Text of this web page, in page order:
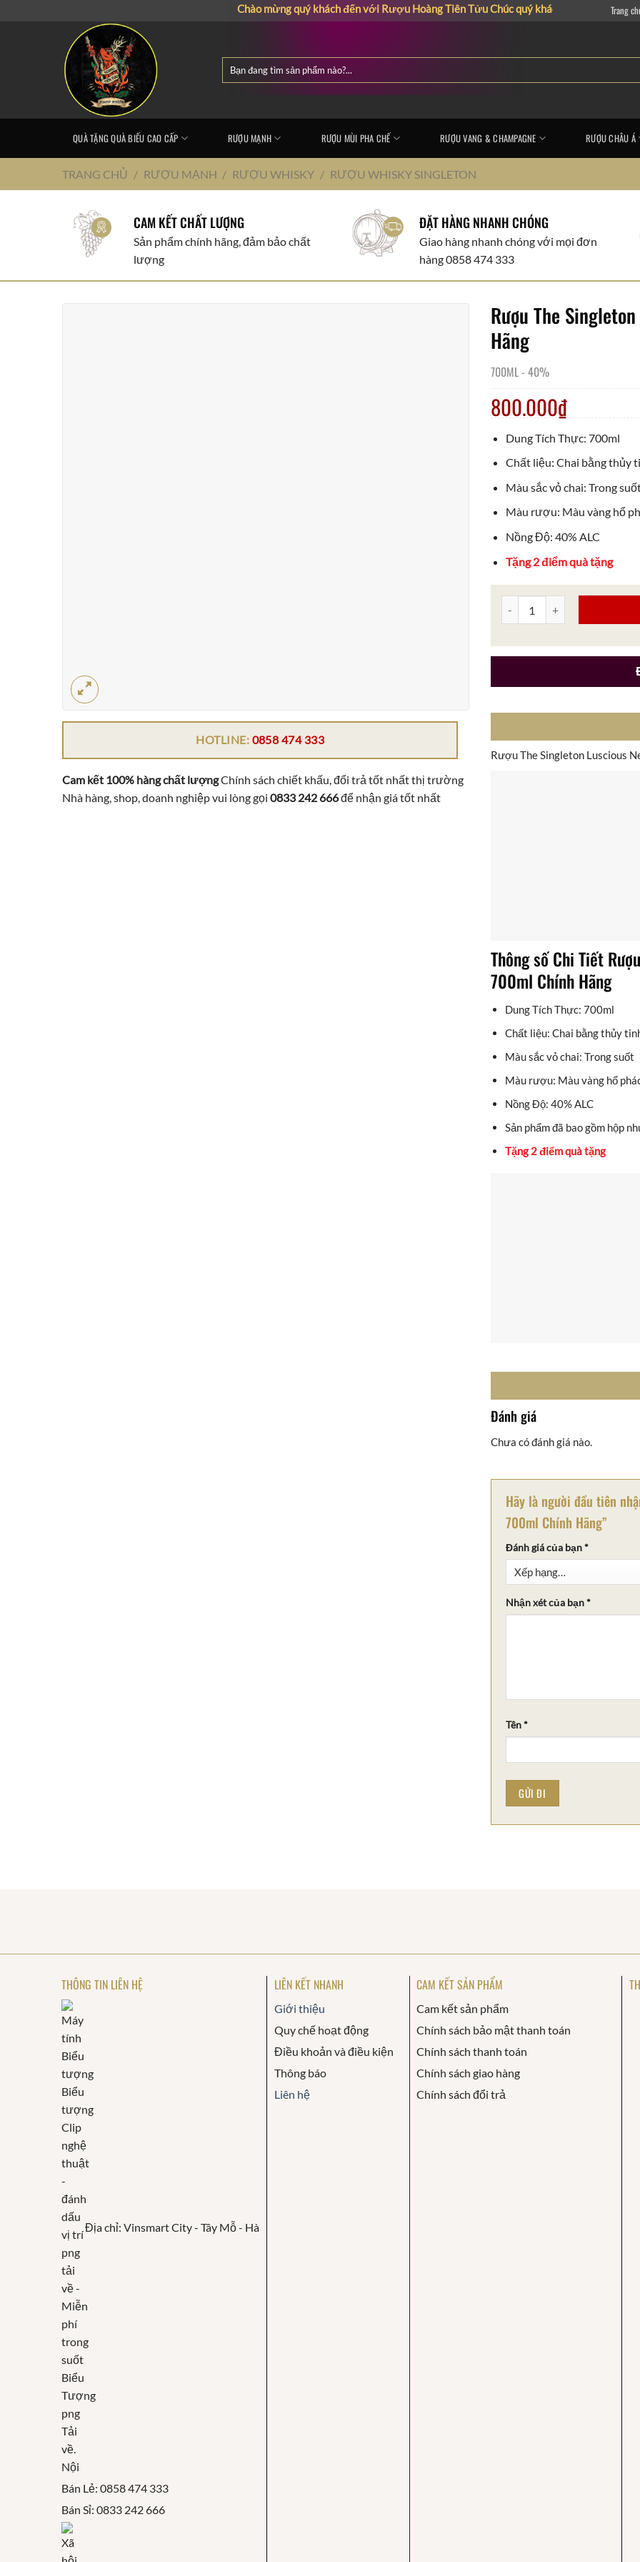
Chào mừng quý khách đến với Rượu Hoàng Tiên TửuChúc quý khách có những giây phút mua
Trang
kiếm:
QUÀ TẶNG QUÀ BIẾU CAO CẤP RƯỢU MẠNH RƯỢU MÙI PHA CHẾ RƯỢU VANG & CHAMPAGNE RƯỢU CHÂU Á
TRANG CHỦ / RƯỢU MẠNH / RƯỢU WHISKY / RƯỢU WHISKY SINGLETON
CAM KẾT CHẤT LƯỢNG
Sản phẩm chính hãng, đảm bảo chất
lượng
ĐẶT HÀNG NHANH CHÓNG
Giao hàng nhanh chóng với mọi đơn
hàng 0858 474 333
HOTLINE: 0858 474 333
Cam kết 100% hàng chất lượngChính sách chiết khấu, đổi trả tốt nhất thị trường
Nhà hàng, shop, doanh nghiệp vui lòng gọi 0833 242 666để nhận giá tốt nhất
Rượu The
Hãng
700ML- 40%
800.000₫
Dung Tích Thực: 700ml
Chất liệu: Chai bằng thủy
Màu sắc vỏ chai: Trong
Màu rượu: Màu vàng hổ
Nồng Độ: 40% ALC
Tặng 2 điểm quà tặng
Rượu The Singleton Luscious
Rượu The Singleton Luscious
Thông số Chi Tiết
700ml Chính Hãng
Dung Tích Thực: 700ml
Chất liệu: Chai bằng thủy
Màu sắc vỏ chai: Trong suốt
Màu rượu: Màu vàng hổ
Nồng Độ: 40% ALC
Sản phẩm đã bao gồm hộp
Tặng 2 điểm quà tặng
Đánh giá
Chưa có đánh giá nào.
Hãy là người đầu tiên
700ml Chính Hãng”
Đánh giá của bạn*
Nhận xét của bạn*
Tên*
THÔNG TIN LIÊN HỆ
Địa chỉ: Vinsmart City - Tây Mỗ - Hà
Nội
Bán Lẻ: 0858 474 333
Bán Sỉ: 0833 242 666
LIÊN KẾT NHANH
Giới thiệu
Quy chế hoạt động
Điều khoản và điều kiện
Thông báo
Liên hệ
CAM KẾT SẢN PHẨM
Cam kết sản phẩm
Chính sách bảo mật thanh toán
Chính sách thanh toán
Chính sách giao hàng
Chính sách đổi trả